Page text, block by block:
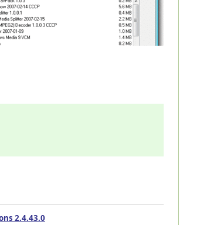
2.4.43.0